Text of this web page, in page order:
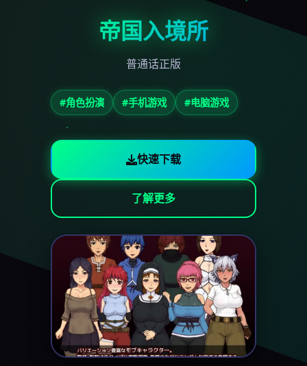
帝国入境所
普通话正版
#角色扮演 #手机游戏 #电脑游戏
快速下载
了解更多